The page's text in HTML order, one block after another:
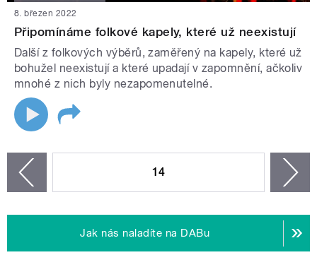
8. březen 2022
Připomínáme folkové kapely, které už neexistují
Další z folkových výběrů, zaměřený na kapely, které už
bohužel neexistují a které upadají v zapomnění, ačkoliv
mnohé z nich byly nezapomenutelné.
14
Jak nás naladíte na DABu